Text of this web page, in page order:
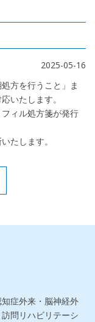
2025-05-16
方を行うこと」ま
いたします。
ィル処方箋が発行
たします。
症外来・脳神経外
問リハビリテーシ